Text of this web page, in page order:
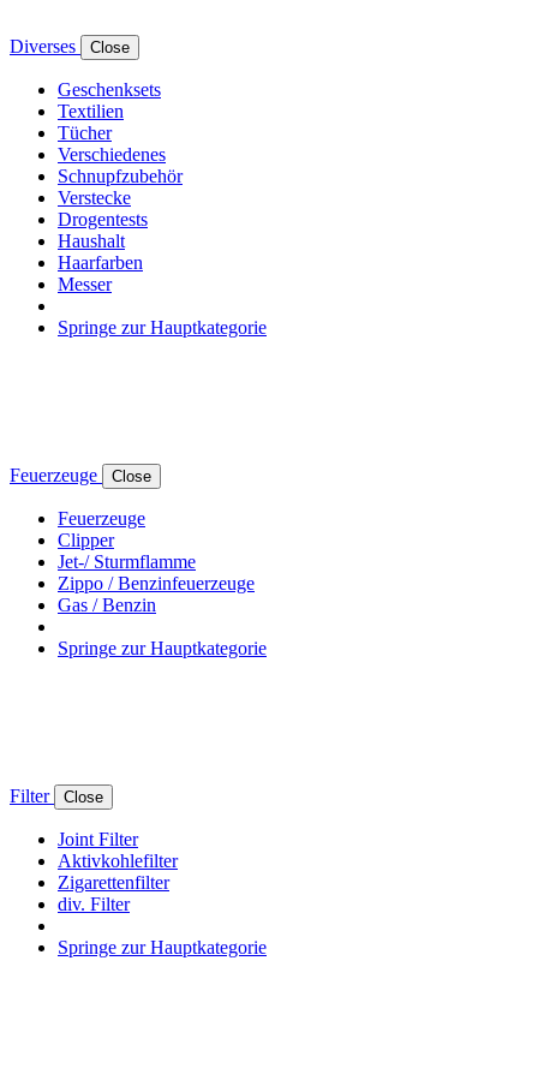
Diverses Close
Geschenksets
Textilien
Tücher
Verschiedenes
Schnupfzubehör
Verstecke
Drogentests
Haushalt
Haarfarben
Messer
Springe zur Hauptkategorie
Feuerzeuge Close
Feuerzeuge
Clipper
Jet-/ Sturmflamme
Zippo / Benzinfeuerzeuge
Gas / Benzin
Springe zur Hauptkategorie
Filter Close
Joint Filter
Aktivkohlefilter
Zigarettenfilter
div. Filter
Springe zur Hauptkategorie